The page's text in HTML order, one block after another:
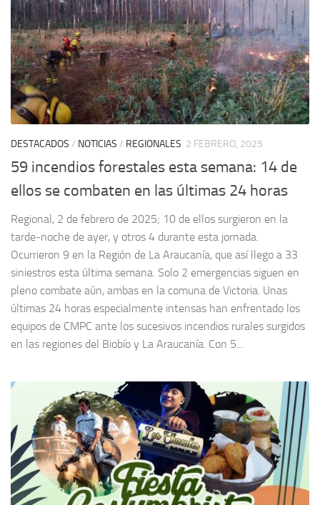
DESTACADOS / NOTICIAS / REGIONALES 2 FEBRERO, 2025
59 incendios forestales esta semana: 14 de
ellos se combaten en las últimas 24 horas
Regional, 2 de febrero de 2025; 10 de ellos surgieron en la
tarde-noche de ayer, y otros 4 durante esta jornada.
Ocurrieron 9 en la Región de La Araucanía, que así llego a 33
siniestros esta última semana. Solo 2 emergencias siguen en
pleno combate aún, ambas en la comuna de Victoria. Unas
últimas 24 horas especialmente intensas han enfrentado los
equipos de CMPC ante los sucesivos incendios rurales surgidos
en las regiones del Biobío y La Araucanía. Con 5...